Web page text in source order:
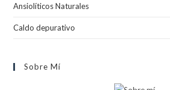
Ansiolíticos Naturales
Caldo depurativo
Sobre Mí